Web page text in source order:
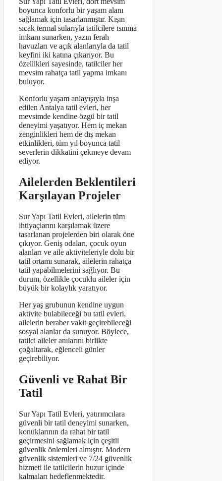
boyunca konforlu bir yaşam alanı
sağlamak için tasarlanmıştır. Kışın
sıcak termal sularıyla tatilcilere ısınma
imkanı sunarken, yazın ferah
havuzları ve açık alanlarıyla da tatil
keyfini iki katına çıkarıyor. Bu
özellikleri sayesinde, tatilciler her
mevsim rahatça tatil yapma imkanı
buluyor.
Konforlu yaşam anlayışıyla inşa
edilen Antalya tatil evleri, her
mevsimde kendine özgü bir tatil
deneyimi yaşatıyor. Hem iç mekan
zenginlikleri hem de dış mekan
etkinlikleri, tüm yıl boyunca tatil
severlerin dikkatini çekmeye devam
ediyor.
Ailelerden Beklentileri
Karşılayan Projeler
Sur Yapı Tatil Evleri, ailelerin tüm
ihtiyaçlarını karşılamak üzere
tasarlanan projelerden biri olarak öne
çıkıyor. Geniş odaları, çocuk oyun
alanları ve aile aktiviteleriyle dolu bir
tatil ortamı sunarak, ailelerin rahatça
tatil yapabilmelerini sağlıyor. Bu
durum, özellikle çocuklu aileler için
büyük bir kolaylık yaratıyor.
Her yaş grubunun kendine uygun
aktivite bulabileceği bu tatil evleri,
ailelerin beraber vakit geçirebileceği
sosyal alanlar da sunuyor. Böylece,
tatilci aileler anılarını birlikte
çoğaltarak, eğlenceli günler
geçirebiliyor.
Güvenli ve Rahat Bir
Tatil
Sur Yapı Tatil Evleri, yatırımcılara
güvenli bir tatil deneyimi sunarken,
konuklarının da rahat bir tatil
geçirmesini sağlamak için çeşitli
güvenlik önlemleri almıştır. Modern
güvenlik sistemleri ve 7/24 güvenlik
hizmeti ile tatilcilerin huzur içinde
kalmaları hedeflenmektedir.